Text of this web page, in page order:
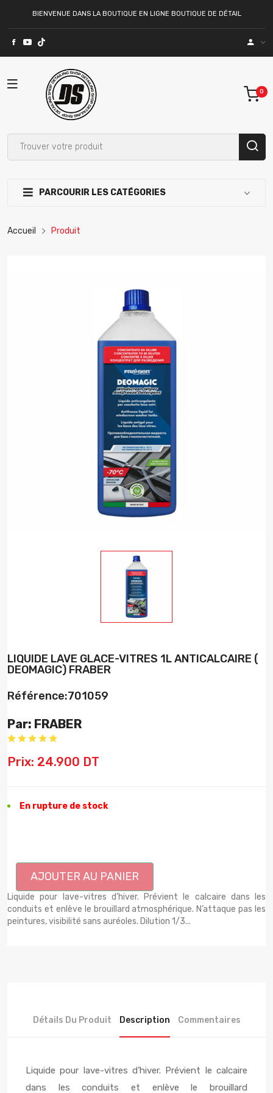
BIENVENUE DANS LA BOUTIQUE EN LIGNE BOUTIQUE DE DÉTAIL
PARCOURIR LES CATÉGORIES
Accueil Produit
LIQUIDE LAVE GLACE-VITRES 1L ANTICALCAIRE (
DEOMAGIC) FRABER
Référence:701059
Par: FRABER
Prix: 24.900 DT
En rupture de stock
AJOUTER AU PANIER
Liquide pour lave-vitres d’hiver. Prévient le calcaire dans les
conduits et enlève le brouillard atmosphérique. N’attaque pas les
peintures, visibilité sans auréoles. Dilution 1/3...
Détails Du Produit Description Commentaires
Liquide pour lave-vitres d’hiver. Prévient le calcaire
dans les conduits et enlève le brouillard